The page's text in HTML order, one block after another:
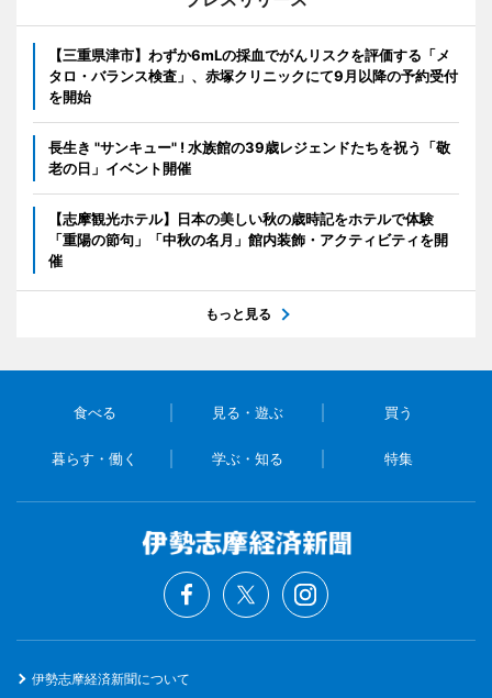
【三重県津市】わずか6mLの採血でがんリスクを評価する「メ
タロ・バランス検査」、赤塚クリニックにて9月以降の予約受付
を開始
長生き "サンキュー" ! 水族館の39歳レジェンドたちを祝う「敬
老の日」イベント開催
【志摩観光ホテル】日本の美しい秋の歳時記をホテルで体験
「重陽の節句」「中秋の名月」館内装飾・アクティビティを開
催
もっと見る
食べる 見る・遊ぶ 買う
暮らす・働く 学ぶ・知る 特集
伊勢志摩経済新聞について